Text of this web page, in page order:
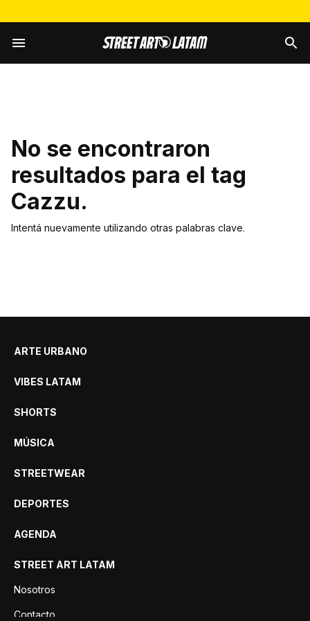
No se encontraron
resultados para el tag
Cazzu.
Intentá nuevamente utilizando otras palabras clave.
ARTE URBANO
VIBES LATAM
SHORTS
MÚSICA
STREETWEAR
DEPORTES
AGENDA
STREET ART LATAM
Nosotros
Contacto